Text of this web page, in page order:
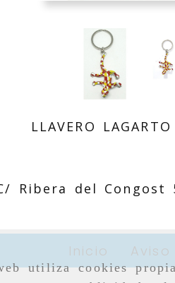
utiliza cookies
LLAVERO
Ribera del Congost
Inicio